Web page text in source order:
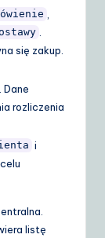
się zakup.
. Dane
rozliczenia
i
listę